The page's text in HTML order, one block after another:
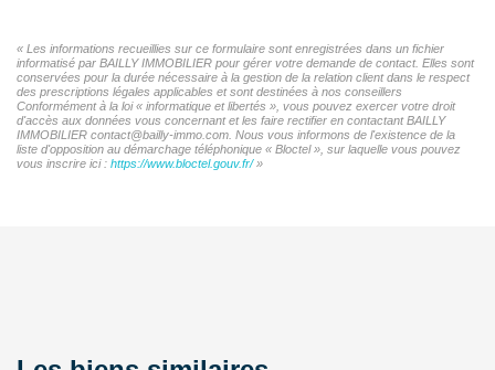
« Les informations recueillies sur ce formulaire sont enregistrées dans un fichier
informatisé par BAILLY IMMOBILIER pour gérer votre demande de contact. Elles sont
conservées pour la durée nécessaire à la gestion de la relation client dans le respect
des prescriptions légales applicables et sont destinées à nos conseillers
Conformément à la loi « informatique et libertés », vous pouvez exercer votre droit
d'accès aux données vous concernant et les faire rectifier en contactant BAILLY
IMMOBILIER contact@bailly-immo.com. Nous vous informons de l'existence de la
liste d'opposition au démarchage téléphonique « Bloctel », sur laquelle vous pouvez
vous inscrire ici : https://www.bloctel.gouv.fr/»